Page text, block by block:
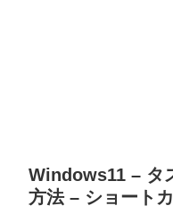
Windows11 – タ
方法 – ショート